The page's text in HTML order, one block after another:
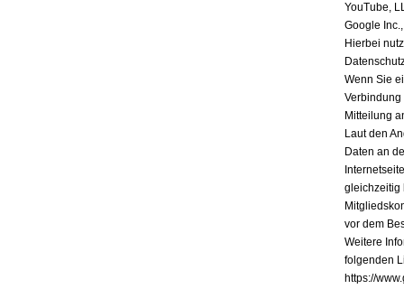
YouTube,
Google
Hierbei
Wenn Sie
Verbindung
Mitteilung
Laut den
Daten an
gleichzeitig
vor dem
Weitere
folgenden
https://